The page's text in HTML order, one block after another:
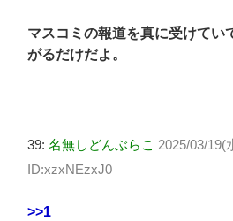
マスコミの報道を真に受けてい
がるだけだよ。
39: 名無しどんぶらこ 2025/03/19(
ID:xzxNEzxJ0
>>1